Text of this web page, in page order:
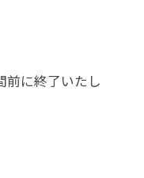
前に終了いたし